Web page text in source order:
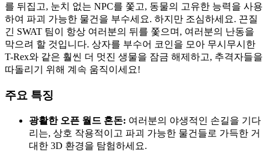
를 뒤집고, 눈치 없는 NPC를 쫓고, 동물의 고유한 능력을 사용
하여 파괴 가능한 물건을 부수세요. 하지만 조심하세요. 끈질
긴 SWAT 팀이 항상 여러분의 뒤를 쫓으며, 여러분의 난동을
막으려 할 것입니다. 상자를 부수어 코인을 모아 무시무시한
T-Rex와 같은 훨씬 더 멋진 생물을 잠금 해제하고, 추격자들을
따돌리기 위해 계속 움직이세요!
주요 특징
광활한 오픈 월드 혼돈: 여러분의 야생적인 손길을 기다
리는, 상호 작용적이고 파괴 가능한 물건들로 가득한 거
대한 3D 환경을 탐험하세요.